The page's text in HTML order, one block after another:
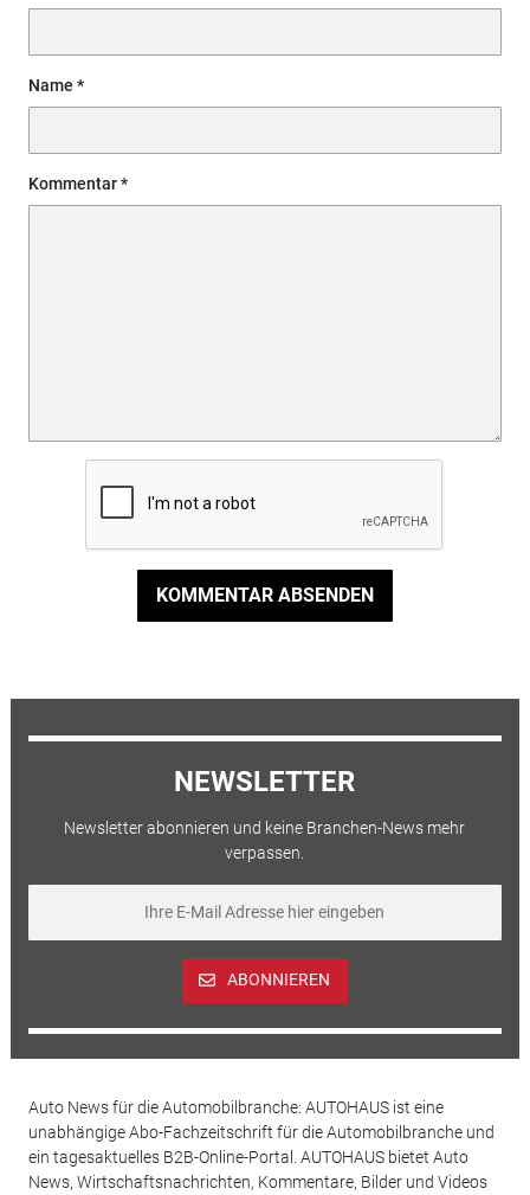
Name
Kommentar
KOMMENTAR ABSENDEN
NEWSLETTER
Newsletter abonnieren und keine Branchen-News mehr
verpassen.
ABONNIEREN
Auto News für die Automobilbranche: AUTOHAUS ist eine
unabhängige Abo-Fachzeitschrift für die Automobilbranche und
ein tagesaktuelles B2B-Online-Portal. AUTOHAUS bietet Auto
News, Wirtschaftsnachrichten, Kommentare, Bilder und Videos